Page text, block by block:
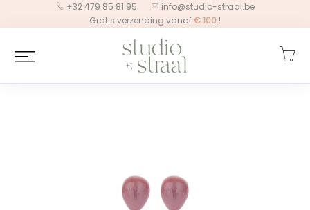
+32 479 85 81 95
info@studio-straal.be
Gratis verzending vanaf€100 !